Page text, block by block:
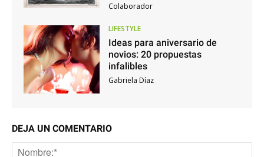
Colaborador
LIFESTYLE
Ideas para aniversario de
novios: 20 propuestas
infalibles
Gabriela Díaz
DEJA UN COMENTARIO